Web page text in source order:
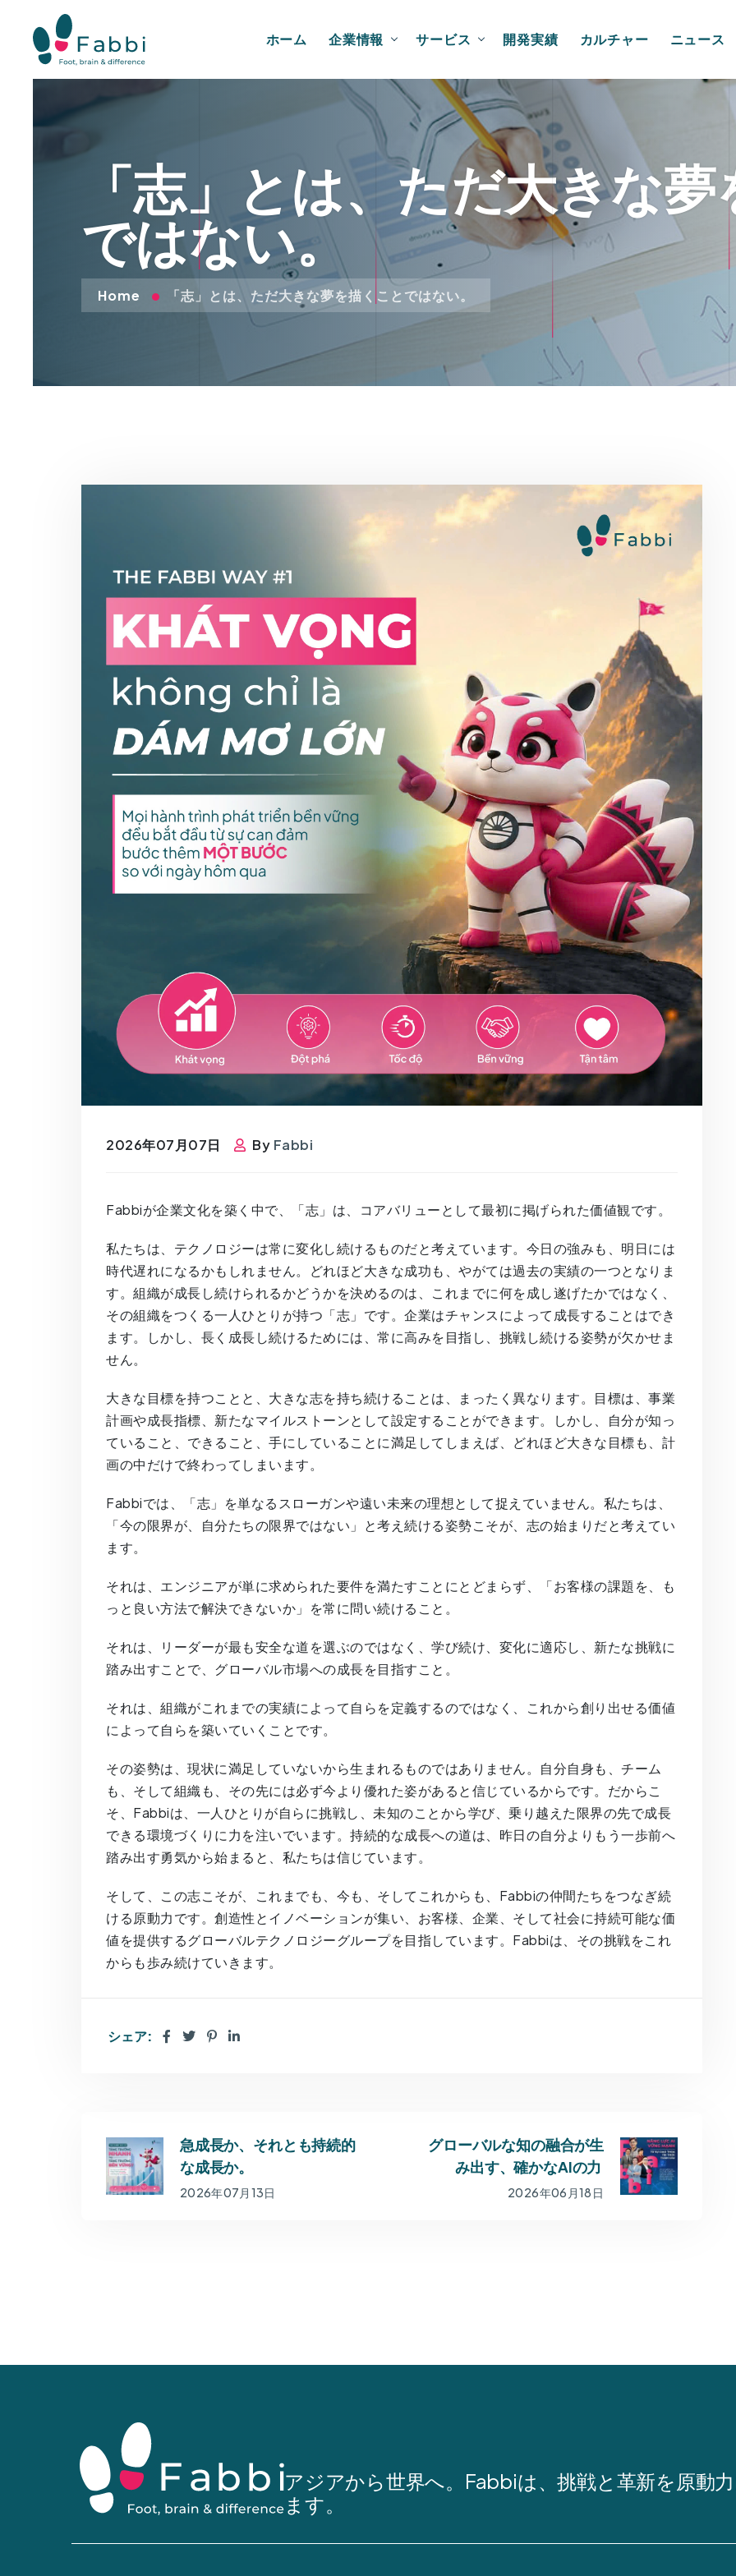
ホーム 企業情報 サービス 開発実績 カルチャー ニュース
「志」とは、ただ大きな
ではない。
Home 「志」とは、ただ大きな夢を描くことではない。
2026年07月07日 By Fabbi
Fabbiが企業文化を築く中で、「志」は、コアバリューとして最初に掲げられた価値観です。
私たちは、テクノロジーは常に変化し続けるものだと考えています。今日の強みも、明日には
時代遅れになるかもしれません。どれほど大きな成功も、やがては過去の実績の一つとなりま
す。組織が成長し続けられるかどうかを決めるのは、これまでに何を成し遂げたかではなく、
その組織をつくる一人ひとりが持つ「志」です。企業はチャンスによって成長することはでき
ます。しかし、長く成長し続けるためには、常に高みを目指し、挑戦し続ける姿勢が欠かせま
せん。
大きな目標を持つことと、大きな志を持ち続けることは、まったく異なります。目標は、事業
計画や成長指標、新たなマイルストーンとして設定することができます。しかし、自分が知っ
ていること、できること、手にしていることに満足してしまえば、どれほど大きな目標も、計
画の中だけで終わってしまいます。
Fabbiでは、「志」を単なるスローガンや遠い未来の理想として捉えていません。私たちは、
「今の限界が、自分たちの限界ではない」と考え続ける姿勢こそが、志の始まりだと考えてい
ます。
それは、エンジニアが単に求められた要件を満たすことにとどまらず、「お客様の課題を、も
っと良い方法で解決できないか」を常に問い続けること。
それは、リーダーが最も安全な道を選ぶのではなく、学び続け、変化に適応し、新たな挑戦に
踏み出すことで、グローバル市場への成長を目指すこと。
それは、組織がこれまでの実績によって自らを定義するのではなく、これから創り出せる価値
によって自らを築いていくことです。
その姿勢は、現状に満足していないから生まれるものではありません。自分自身も、チーム
も、そして組織も、その先には必ず今より優れた姿があると信じているからです。だからこ
そ、Fabbiは、一人ひとりが自らに挑戦し、未知のことから学び、乗り越えた限界の先で成長
できる環境づくりに力を注いでいます。持続的な成長への道は、昨日の自分よりもう一歩前へ
踏み出す勇気から始まると、私たちは信じています。
そして、この志こそが、これまでも、今も、そしてこれからも、Fabbiの仲間たちをつなぎ続
ける原動力です。創造性とイノベーションが集い、お客様、企業、そして社会に持続可能な価
値を提供するグローバルテクノロジーグループを目指しています。Fabbiは、その挑戦をこれ
からも歩み続けていきます。
シェア:
急成長か、それとも持続的
な成長か。
2026年07月13日
グローバルな知の融合が生
み出す、確かなAIの力
2026年06月18日
アジアから世界へ。Fabbiは、挑戦と革新を原動
ます。